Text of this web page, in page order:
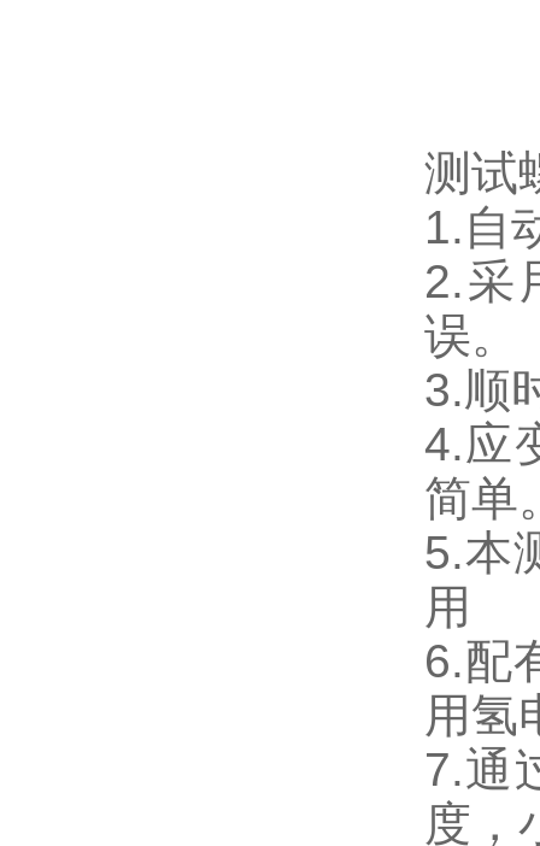
测试
1.自
2.采
误。
3.顺
4.应
简单
5.本
用
6.配
用氢
7.通
度，